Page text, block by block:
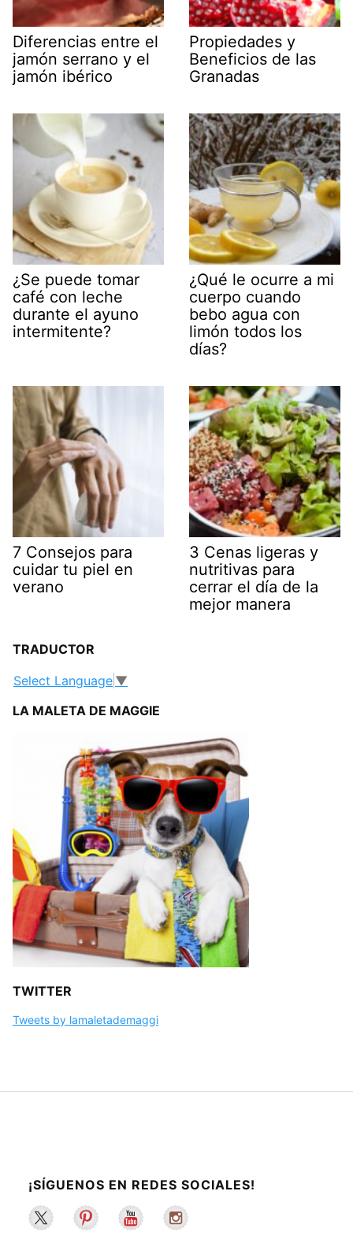
Diferencias entre el
jamón serrano y el
jamón ibérico
Propiedades y
Beneficios de las
Granadas
¿Se puede tomar
café con leche
durante el ayuno
intermitente?
¿Qué le ocurre a mi
cuerpo cuando
bebo agua con
limón todos los
días?
7 Consejos para
cuidar tu piel en
verano
3 Cenas ligeras y
nutritivas para
cerrar el día de la
mejor manera
TRADUCTOR
Select Language ▼
LA MALETA DE MAGGIE
TWITTER
Tweets by lamaletademaggi
¡SÍGUENOS EN REDES SOCIALES!